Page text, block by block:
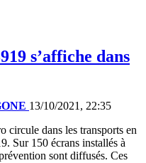
s’affiche dans
13/10/2021, 22:35
circule dans les transports en
Sur 150 écrans installés à
sont diffusés. Ces